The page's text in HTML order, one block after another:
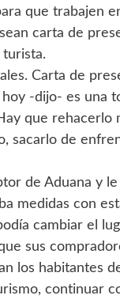
que trabajen
carta de
Carta de
hoy -dijo- es una
que rehacerlo
sacarlo de
de Aduana y
medidas con
cambiar el
sus
los habitantes
continuar